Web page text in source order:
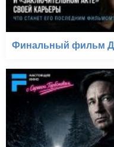
Финальный фильм